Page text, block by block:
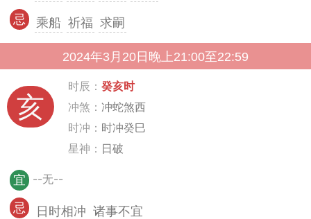
忌 乘船 祈福 求嗣
2024年3月20日晚上21:00至22:59
亥
时辰： 癸亥时
冲煞： 冲蛇煞西
时冲： 时冲癸巳
星神： 日破
宜 --无--
忌 日时相冲 诸事不宜